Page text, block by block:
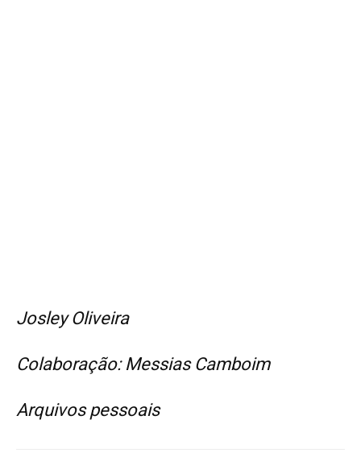
Josley Oliveira
Colaboração: Messias Camboim
Arquivos pessoais